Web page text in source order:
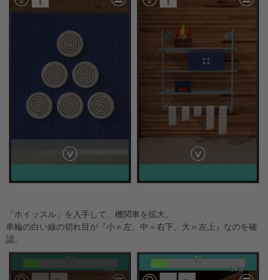
「ホイッスル」を入手して、機関車を拡大。
車輪の白い線の切れ目が『小＝左、中＝右下、大＝左上』なのを確
認。